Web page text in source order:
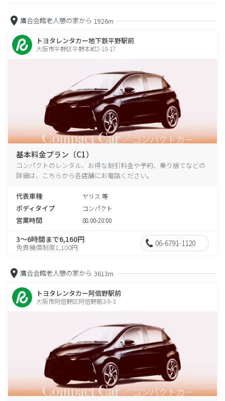
鷹合会館老人憩の家から 1926m
トヨタレンタカー地下鉄平野駅前
大阪市平野区平野本町2-10-17
基本料金プラン（C1）
コンパクトのレンタル、お得な割引料金や予約、乗り捨てなどの
詳細は、こちらから各店舗にお電話ください。
代表車種 ヤリス 等
ボディタイプ コンパクト
営業時間 08:00-20:00
3～6時間まで6,160円
免責補償制度1,100円 06-6791-1120
鷹合会館老人憩の家から 3613m
トヨタレンタカー阿倍野駅前
大阪市阿倍野区阿倍野筋3-9-3